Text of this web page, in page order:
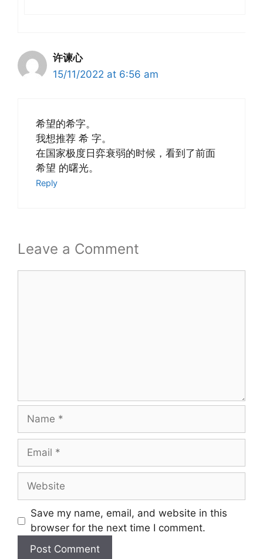
许谏心
15/11/2022 at 6:56 am
希望的希字。
我想推荐 希 字。
在国家极度日弈衰弱的时候，看到了前面
希望 的曙光。
Reply
Leave a Comment
Save my name, email, and website in this
browser for the next time I comment.